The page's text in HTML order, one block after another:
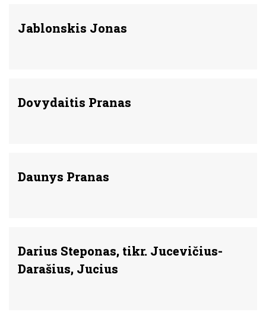
Jablonskis Jonas
Dovydaitis Pranas
Daunys Pranas
Darius Steponas, tikr. Jucevičius-
Darašius, Jucius